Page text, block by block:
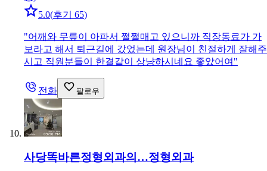
5.0(후기 65)
"어깨와 무릎이 아파서 쩔쩔매고 있으니까 직장동료가 가
보라고 해서 퇴근길에 갔었는데 원장님이 친절하게 잘해주
시고 직원분들이 한결같이 상냥하시네요 좋았어여 "
전화 팔로우
사당똑바른정형외과의…정형외과